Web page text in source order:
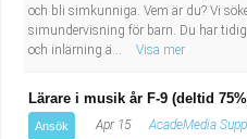
och bli simkunniga. Vem är du? Vi
simundervisning för barn. Du har
och inlärning ä...
Visa mer
Lärare i musik år F-9 (deltid
Ansök Apr 15
AcadeMedia